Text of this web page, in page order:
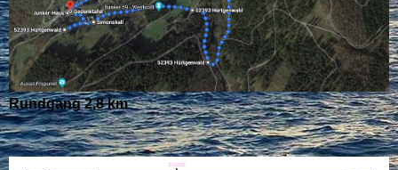
Rundgang 2,8 km